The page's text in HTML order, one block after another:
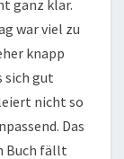
ganz klar.
war viel zu
knapp
sich gut
nicht so
Das
Buch fällt